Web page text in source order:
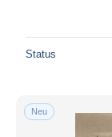
Status
Neu